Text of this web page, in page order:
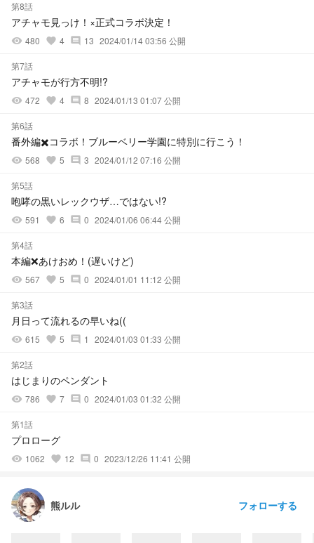
第8話
アチャモ見っけ！×正式コラボ決定！
visibility 480 favorite 4 comment 13 2024/01/14 03:56 公開
第7話
アチャモが行方不明!?
visibility 472 favorite 4 comment 8 2024/01/13 01:07 公開
第6話
番外編✖️コラボ！ブルーベリー学園に特別に行こう！
visibility 568 favorite 5 comment 3 2024/01/12 07:16 公開
第5話
咆哮の黒いレックウザ…ではない!?
visibility 591 favorite 6 comment 0 2024/01/06 06:44 公開
第4話
本編❌あけおめ！(遅いけど)
visibility 567 favorite 5 comment 0 2024/01/01 11:12 公開
第3話
月日って流れるの早いね((
visibility 615 favorite 5 comment 1 2024/01/03 01:33 公開
第2話
はじまりのペンダント
visibility 786 favorite 7 comment 0 2024/01/03 01:32 公開
第1話
プロローグ
visibility 1062 favorite 12 comment 0 2023/12/26 11:41 公開
熊ルル フォローする